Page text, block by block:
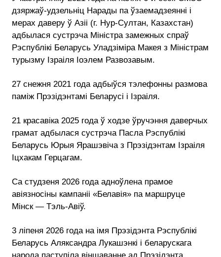
дзяржаў-удзельніц Нарады па ўзаемадзеянні і
мерах даверу ў Азіі (г. Нур-Султан, Казахстан)
адбылася сустрэча Міністра замежных спраў
Рэспублікі Беларусь Уладзіміра Макея з Міністрам
турызму Ізраіля Іоэлем Развозавым.
27 снежня 2021 года адбыўся тэлефонны размова
паміж Прэзідэнтамі Беларусі і Ізраіля.
21 красавіка 2025 года ў ходзе ўручэння даверчых
грамат адбылася сустрэча Пасла Рэспублікі
Беларусь Юрыя Ярашэвіча з Прэзідэнтам Ізраіля
Іцхакам Герцагам.
Са студзеня 2026 года адноўлена прамое
авіязносіны кампаніі «Белавія» па маршруце
Мінск — Тэль-Авіў.
3 ліпеня 2026 года на імя Прэзідэнта Рэспублікі
Беларусь Аляксандра Лукашэнкі і беларускага